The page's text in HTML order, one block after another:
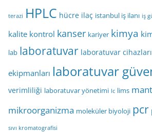
terazi HPLC hücre ilaç istanbul iş ilanı iş
kalite kontrol kanser kariyer kimya
lab laboratuvar laboratuvar cihazları
ekipmanları laboratuvar
verimliliği laboratuvar yönetimi lc lims
mikroorganizma moleküler biyoloji pcr
sıvı kromatografisi